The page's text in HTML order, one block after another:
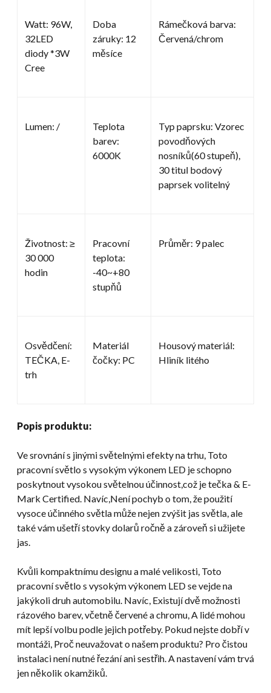
Watt: 96W,
32LED
diody *3W
Cree
Doba
záruky: 12
měsíce
Rámečková barva:
Červená/chrom
Lumen: /
Teplota
barev:
6000K
Typ paprsku: Vzorec
povodňových
nosníků(60 stupeň),
30 titul bodový
paprsek volitelný
Životnost: ≥
30 000
hodin
Pracovní
teplota:
-40~+80
stupňů
Průměr: 9 palec
Osvědčení:
TEČKA, E-
trh
Materiál
čočky: PC
Housový materiál:
Hliník litého
Popis produktu:
Ve srovnání s jinými světelnými efekty na trhu, Toto
pracovní světlo s vysokým výkonem LED je schopno
poskytnout vysokou světelnou účinnost,což je tečka & E-
Mark Certified. Navíc,Není pochyb o tom, že použití
vysoce účinného světla může nejen zvýšit jas světla, ale
také vám ušetří stovky dolarů ročně a zároveň si užijete
jas.
Kvůli kompaktnímu designu a malé velikosti, Toto
pracovní světlo s vysokým výkonem LED se vejde na
jakýkoli druh automobilu. Navíc, Existují dvě možnosti
rázového barev, včetně červené a chromu, A lidé mohou
mít lepší volbu podle jejich potřeby. Pokud nejste dobří v
montáži, Proč neuvažovat o našem produktu? Pro čistou
instalaci není nutné řezání ani sestřih. A nastavení vám trvá
jen několik okamžiků.